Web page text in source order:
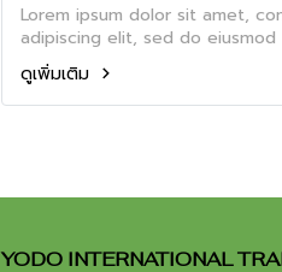
Lorem ipsum dolor sit amet,
adipiscing elit, sed do eiusmod
ดูเพิ่มเติม
YODO INTERNATIONAL